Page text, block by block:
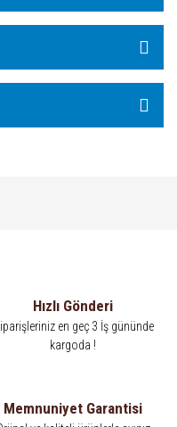
Hızlı Gönderi
en geç 3 İş gününde
kargoda !
Memnuniyet Garantisi